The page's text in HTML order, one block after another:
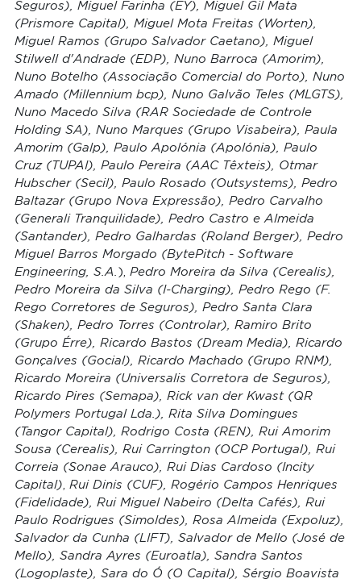
Seguros), Miguel Farinha (EY), Miguel Gil Mata
(Prismore Capital), Miguel Mota Freitas (Worten),
Miguel Ramos (Grupo Salvador Caetano), Miguel
Stilwell d'Andrade (EDP), Nuno Barroca (Amorim),
Nuno Botelho (Associação Comercial do Porto), Nuno
Amado (Millennium bcp), Nuno Galvão Teles (MLGTS),
Nuno Macedo Silva (RAR Sociedade de Controle
Holding SA), Nuno Marques (Grupo Visabeira), Paula
Amorim (Galp), Paulo Apolónia (Apolónia), Paulo
Cruz (TUPAI), Paulo Pereira (AAC Têxteis), Otmar
Hubscher (Secil), Paulo Rosado (Outsystems), Pedro
Baltazar (Grupo Nova Expressão), Pedro Carvalho
(Generali Tranquilidade), Pedro Castro e Almeida
(Santander), Pedro Galhardas (Roland Berger), Pedro
Miguel Barros Morgado (BytePitch - Software
Engineering, S.A. ), Pedro Moreira da Silva (Cerealis),
Pedro Moreira da Silva (I-Charging), Pedro Rego (F.
Rego Corretores de Seguros), Pedro Santa Clara
(Shaken), Pedro Torres (Controlar), Ramiro Brito
(Grupo Érre), Ricardo Bastos (Dream Media), Ricardo
Gonçalves (Gocial), Ricardo Machado (Grupo RNM),
Ricardo Moreira (Universalis Corretora de Seguros),
Ricardo Pires (Semapa), Rick van der Kwast (QR
Polymers Portugal Lda.), Rita Silva Domingues
(Tangor Capital), Rodrigo Costa (REN), Rui Amorim
Sousa (Cerealis), Rui Carrington (OCP Portugal), Rui
Correia (Sonae Arauco), Rui Dias Cardoso (Incity
Capital), Rui Dinis (CUF), Rogério Campos Henriques
(Fidelidade), Rui Miguel Nabeiro (Delta Cafés), Rui
Paulo Rodrigues (Simoldes), Rosa Almeida (Expoluz),
Salvador da Cunha (LIFT), Salvador de Mello (José de
Mello), Sandra Ayres (Euroatla), Sandra Santos
(Logoplaste), Sara do Ó (O Capital), Sérgio Boavista